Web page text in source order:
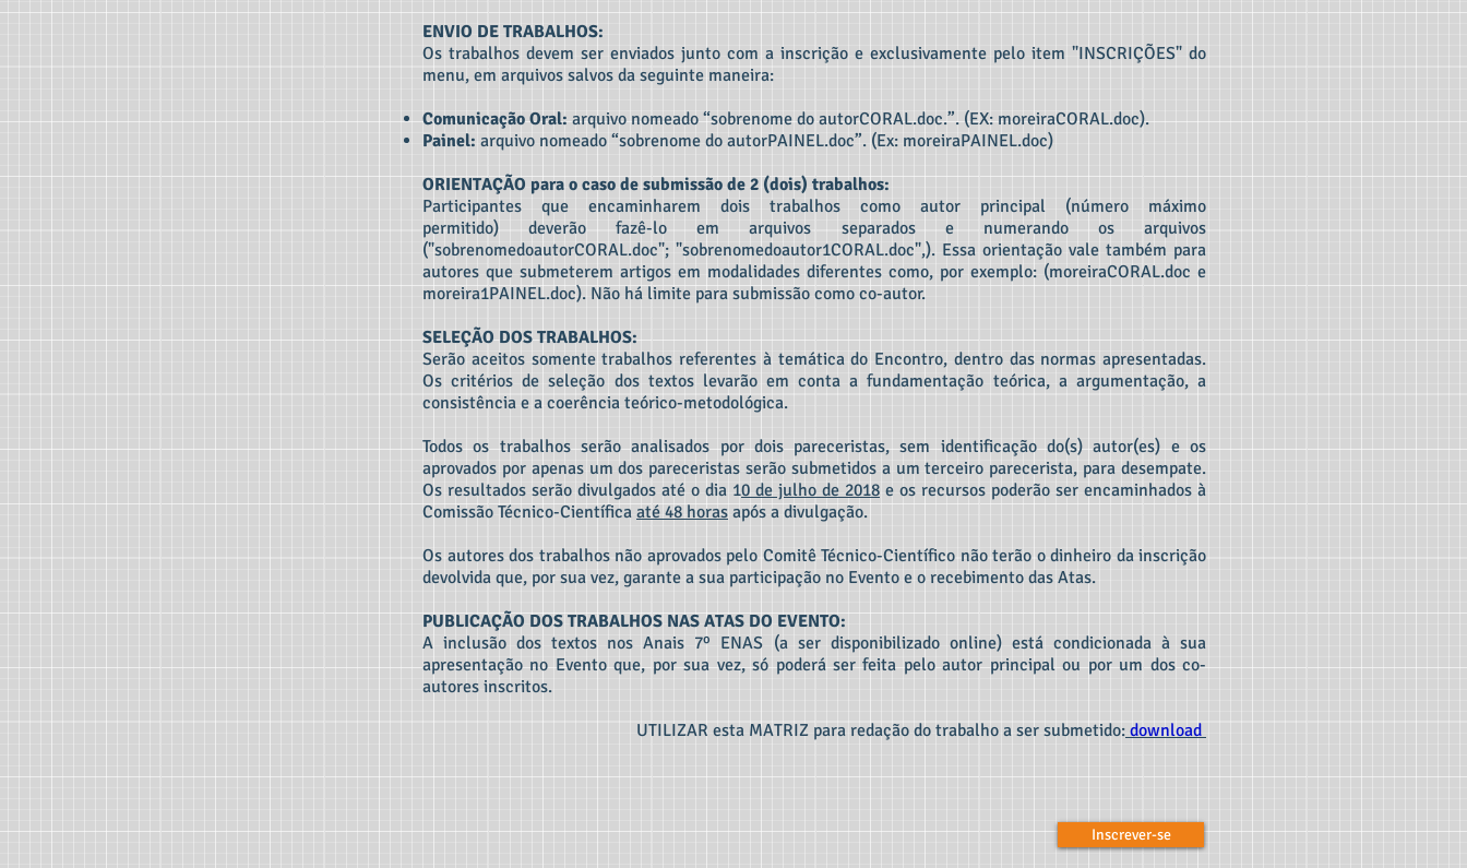
ENVIO DE TRABALHOS:
Os trabalhos devem ser enviados junto com a inscrição e exclusivamente pelo item "INSCRIÇÕES" do
menu, em arquivos salvos da seguinte maneira:
Comunicação Oral:arquivo nomeado “sobrenome do autorCORAL.doc.”. (EX: moreiraCORAL.doc).
Painel: arquivo nomeado “sobrenome do autorPAINEL.doc”. (Ex: moreiraPAINEL.doc)
ORIENTAÇÃO para o caso de submissão de 2 (dois) trabalhos:
Participantes que encaminharem dois trabalhos como autor principal (número máximo
permitido) deverão fazê-lo em arquivos separados e numerando os arquivos
("sobrenomedoautorCORAL.doc"; "sobrenomedoautor1CORAL.doc",). Essa orientação vale também para
autores que submeterem artigos em modalidades diferentes como, por exemplo: (moreiraCORAL.doc e
moreira1PAINEL.doc). Não há limite para submissão como co-autor.
SELEÇÃO DOS TRABALHOS:
Serão aceitos somente trabalhos referentes à temática do Encontro, dentro das normas apresentadas.
Os critérios de seleção dos textos levarão em conta a fundamentação teórica, a argumentação, a
consistência e a coerência teórico-metodológica.
Todos os trabalhos serão analisados por dois pareceristas, sem identificação do(s) autor(es) e os
aprovados por apenas um dos pareceristas serão submetidos a um terceiro parecerista, para desempate.
Os resultados serão divulgados até o dia 10 de julho de 2018 e os recursos poderão ser encaminhados à
Comissão Técnico-Científica até 48 horas após a divulgação.
Os autores dos trabalhos não aprovados pelo Comitê Técnico-Científico não terão o dinheiro da inscrição
devolvida que, por sua vez, garante a sua participação no Evento e o recebimento das Atas.
PUBLICAÇÃO DOS TRABALHOS NAS ATAS DO EVENTO:
A inclusão dos textos nos Anais 7º ENAS (a ser disponibilizado online) está condicionada à sua
apresentação no Evento que, por sua vez, só poderá ser feita pelo autor principal ou por um dos co-
autores inscritos.
UTILIZAR esta MATRIZ para redação do trabalho a ser submetido: download
Inscrever-se